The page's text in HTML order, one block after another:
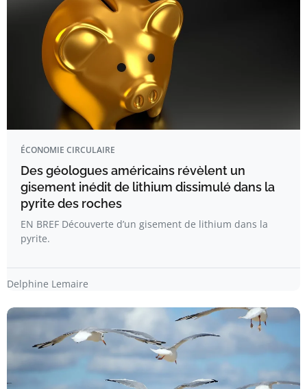
ÉCONOMIE CIRCULAIRE
Des géologues américains révèlent un
gisement inédit de lithium dissimulé dans la
pyrite des roches
EN BREF Découverte d’un gisement de lithium dans la
pyrite.
Delphine Lemaire